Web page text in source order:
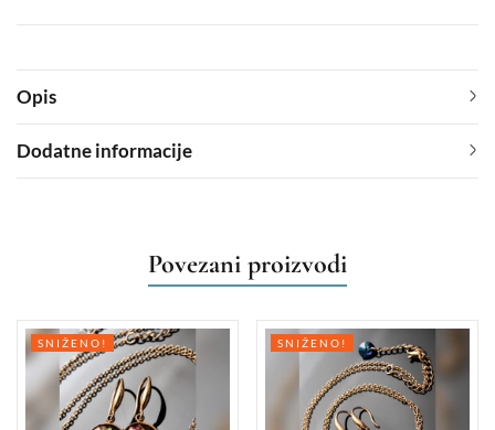
Opis
Dodatne informacije
Povezani proizvodi
SNIŽENO! SNIŽENO!